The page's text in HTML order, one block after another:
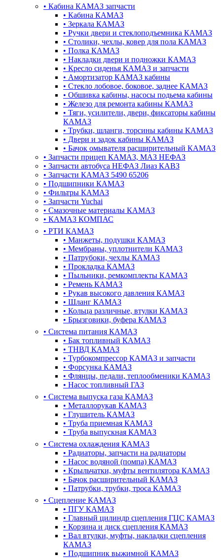
• Кабина КАМАЗ запчасти
• Кабина КАМАЗ
• Зеркала КАМАЗ
• Ручки двери и стеклоподъемника КАМАЗ
• Столики, чехлы, ковер для пола КАМАЗ
• Полка КАМАЗ
• Накладки двери и подножки КАМАЗ
• Кресло сиденья КАМАЗ и запчасти
• Амортизатор КАМАЗ кабины
• Стекло лобовое, боковое, заднее КАМАЗ
• Обшивка кабины, насосы подьема кабины
• Железо для ремонта кабины КАМАЗ
• Тяги, усилители, двери, фиксаторы кабины
КАМАЗ
• Трубки, шланги, торсины кабины КАМАЗ
• Двери и задок кабины КАМАЗ
• Бачок омывателя расширительный КАМАЗ
• Запчасти прицеп КАМАЗ, МАЗ НЕФАЗ
• Запчасти автобуса НЕФАЗ Лиаз КАВЗ
• Запчасти КАМАЗ 5490 65206
• Подшипники КАМАЗ
• Фильтры КАМАЗ
• Запчасти Yuchai
• Смазочные материалы КАМАЗ
• КАМАЗ КОМПАС
• РТИ КАМАЗ
• Манжеты, подушки КАМАЗ
• Мембраны, уплотнители КАМАЗ
• Патрубоки, чехлы КАМАЗ
• Прокладка КАМАЗ
• Пыльники, ремкомплекты КАМАЗ
• Ремень КАМАЗ
• Рукав высокого давления КАМАЗ
• Шланг КАМАЗ
• Кольца различные, втулки КАМАЗ
• Брызговики, буфера КАМАЗ
• Система питания КАМАЗ
• Бак топливный КАМАЗ
• ТНВД КАМАЗ
• Турбокомпрессор КАМАЗ и запчасти
• Форсунка КАМАЗ
• Флянцы, педали, теплообменики КАМАЗ
• Насос топливный ГАЗ
• Система выпуска газа КАМАЗ
• Металлорукав КАМАЗ
• Глушитель КАМАЗ
• Труба приемная КАМАЗ
• Труба выпускная КАМАЗ
• Система охлаждения КАМАЗ
• Радиаторы, запчасти на радиаторы
• Насос водяной (помпа) КАМАЗ
• Крыльчатки, муфты вентилятора КАМАЗ
• Бачок расширительный КАМАЗ
• Патрубки, трубки, троса КАМАЗ
• Сцепление КАМАЗ
• ПГУ КАМАЗ
• Главный цилиндр сцепления ГЦС КАМАЗ
• Корзина и диск сцепления КАМАЗ
• Вал втулки, муфты, накладки сцепления
КАМАЗ
• Подшипник выжимной КАМАЗ